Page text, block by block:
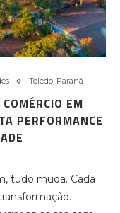
Toledo, Paraná
EM
PERFORMANCE
tudo muda. Cada